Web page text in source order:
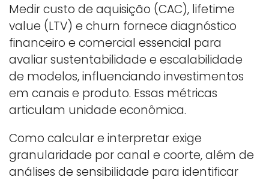
Medir custo de aquisição (CAC), lifetime
value (LTV) e churn fornece diagnóstico
financeiro e comercial essencial para
avaliar sustentabilidade e escalabilidade
de modelos, influenciando investimentos
em canais e produto. Essas métricas
articulam unidade econômica.
Como calcular e interpretar exige
granularidade por canal e coorte, além de
análises de sensibilidade para identificar